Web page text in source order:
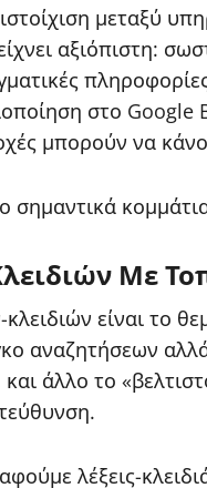
μεταξύ
αξιόπιστη:
στο
μπορούν να
Με
είναι το
αναζητήσεων
άλλο το
λέξεις-